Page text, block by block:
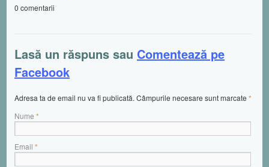
0 comentarii
Lasă un răspuns sau Comentează pe
Facebook
Adresa ta de email nu va fi publicată. Câmpurile necesare sunt marcate *
Nume *
Email *